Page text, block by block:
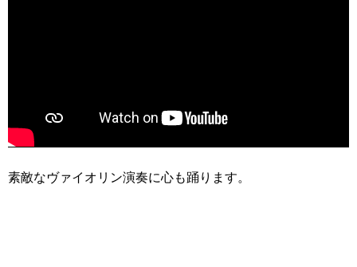
素敵なヴァイオリン演奏に心も踊ります。